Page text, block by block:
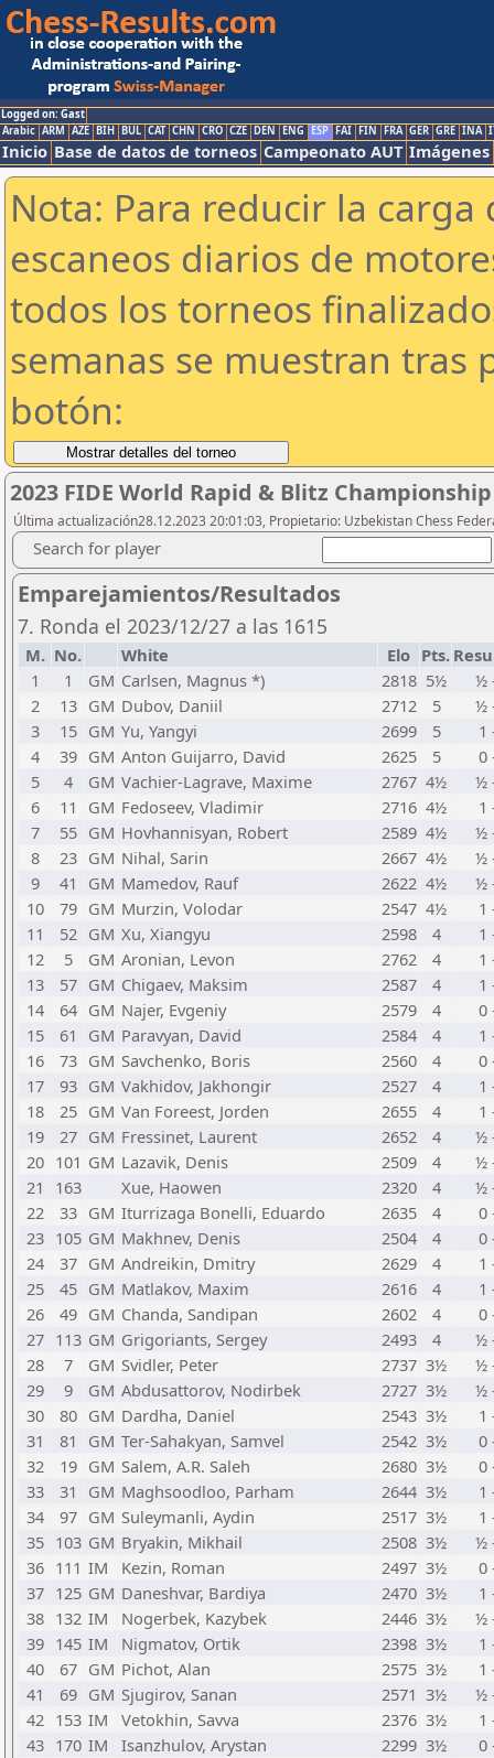
Logged on: Gast
Arabic ARM AZE BIH BUL CAT CHN CRO CZE DEN ENG ESP FAI FIN FRA GER GRE INA
Inicio Base de datos de torneos Campeonato AUT Imágenes
Nota: Para reducir la
escaneos diarios de
todos los torneos
semanas se muestran tras
botón:
2023 FIDE World Rapid & Blitz
Última actualización28.12.2023 20:01:03, Propietario: Uzbekistan Chess
Search for player
Emparejamientos/Resultados
7. Ronda el 2023/12/27 a las 1615
M. No. White Elo Pts.
1
1 GM Carlsen, Magnus *) 2818 5½
½
2
13 GM Dubov, Daniil 2712 5
½
3
15 GM Yu, Yangyi 2699 5
1
4
39 GM Anton Guijarro, David 2625 5
0
5
4 GM Vachier-Lagrave, Maxime 2767 4½
½
6
11 GM Fedoseev, Vladimir 2716 4½
1
7
55 GM Hovhannisyan, Robert 2589 4½
½
8
23 GM Nihal, Sarin 2667 4½
½
9
41 GM Mamedov, Rauf 2622 4½
½
10
79 GM Murzin, Volodar 2547 4½
1
11
52 GM Xu, Xiangyu 2598 4
1
12
5 GM Aronian, Levon 2762 4
1
13
57 GM Chigaev, Maksim 2587 4
1
14
64 GM Najer, Evgeniy 2579 4
0
15
61 GM Paravyan, David 2584 4
1
16
73 GM Savchenko, Boris 2560 4
0
17
93 GM Vakhidov, Jakhongir 2527 4
1
18
25 GM Van Foreest, Jorden 2655 4
1
19
27 GM Fressinet, Laurent 2652 4
½
20 101 GM Lazavik, Denis 2509 4
½
21
163 Xue, Haowen 2320 4
½
22
33 GM Iturrizaga Bonelli, Eduardo 2635 4
0
23 105 GM Makhnev, Denis 2504 4
0
24
37 GM Andreikin, Dmitry 2629 4
1
25
45 GM Matlakov, Maxim 2616 4
1
26
49 GM Chanda, Sandipan 2602 4
0
27 113 GM Grigoriants, Sergey 2493 4
½
28
7 GM Svidler, Peter 2737 3½
½
29
9 GM Abdusattorov, Nodirbek 2727 3½
½
30
80 GM Dardha, Daniel 2543 3½
1
31
81 GM Ter-Sahakyan, Samvel 2542 3½
0
32
19 GM Salem, A.R. Saleh 2680 3½
0
33
31 GM Maghsoodloo, Parham 2644 3½
1
34
97 GM Suleymanli, Aydin 2517 3½
1
35 103 GM Bryakin, Mikhail 2508 3½
½
36 111 IM Kezin, Roman 2497 3½
0
37 125 GM Daneshvar, Bardiya 2470 3½
1
38 132 IM Nogerbek, Kazybek 2446 3½
½
39 145 IM Nigmatov, Ortik 2398 3½
1
40
67 GM Pichot, Alan 2575 3½
1
41
69 GM Sjugirov, Sanan 2571 3½
½
42 153 IM Vetokhin, Savva 2376 3½
1
43 170 IM Isanzhulov, Arystan 2299 3½
0